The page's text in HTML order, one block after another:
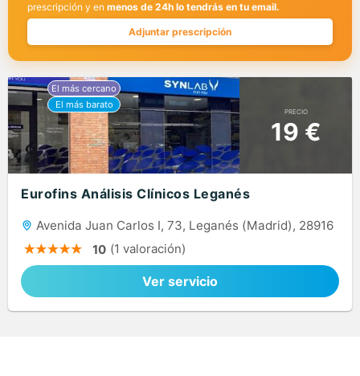
prescripción y en menos de 24h lo tendrás en tu email.
Adjuntar prescripción
PRECIO
19 €
Eurofins Análisis Clínicos Leganés
Avenida Juan Carlos I, 73, Leganés (Madrid), 28916
10 (1 valoración)
Ver servicio